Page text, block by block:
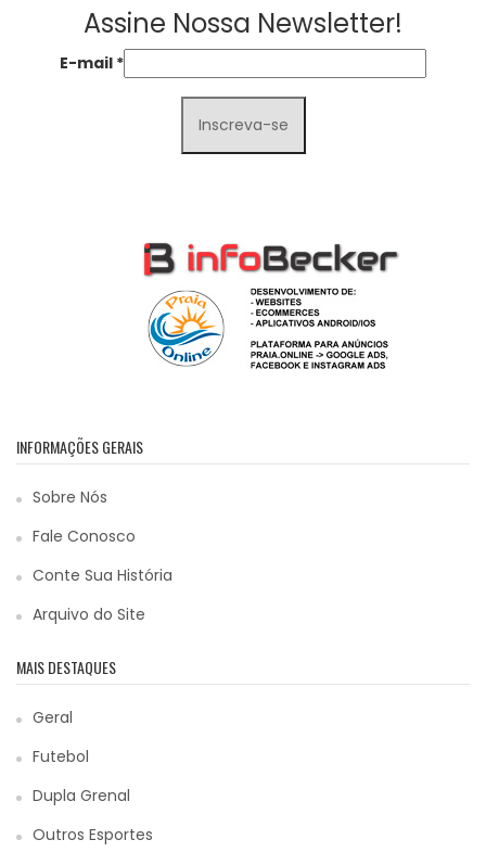
Assine Nossa Newsletter!
E-mail *
INFORMAÇÕES GERAIS
Sobre Nós
Fale Conosco
Conte Sua História
Arquivo do Site
MAIS DESTAQUES
Geral
Futebol
Dupla Grenal
Outros Esportes